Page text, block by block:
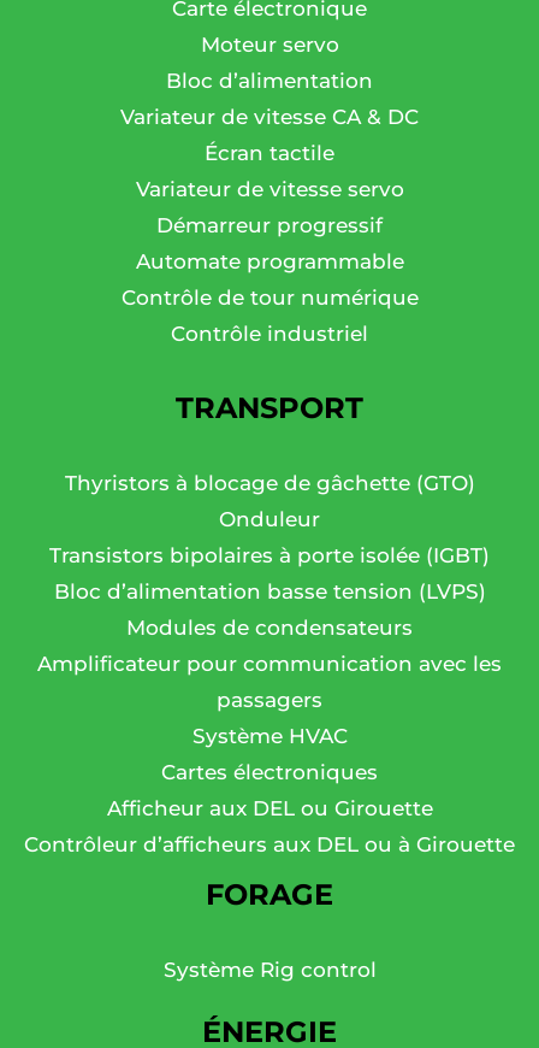
Carte électronique
Moteur servo
Bloc d’alimentation
Variateur de vitesse CA & DC
Écran tactile
Variateur de vitesse servo
Démarreur progressif
Automate programmable
Contrôle de tour numérique
Contrôle industriel
TRANSPORT
Thyristors à blocage de gâchette (GTO)
Onduleur
Transistors bipolaires à porte isolée (IGBT)
Bloc d’alimentation basse tension (LVPS)
Modules de condensateurs
Amplificateur pour communication avec les
passagers
Système HVAC
Cartes électroniques
Afficheur aux DEL ou Girouette
Contrôleur d’afficheurs aux DEL ou à Girouette
FORAGE
Système Rig control
ÉNERGIE